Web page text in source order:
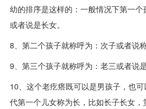
幼的排序是这样的：一般情况下第一
或者说是长女。
8、第二个孩子就称呼为：次子或者说称
9、第三个孩子就称呼为：老三或者说是
10、这个老疙瘩既可以是男孩子，也
代第一个儿女称为长，比如长子长女，